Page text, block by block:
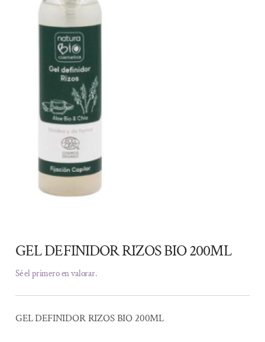
GEL DEFINIDOR RIZOS BIO 200ML
Sé el primero en valorar.
GEL DEFINIDOR RIZOS BIO 200ML